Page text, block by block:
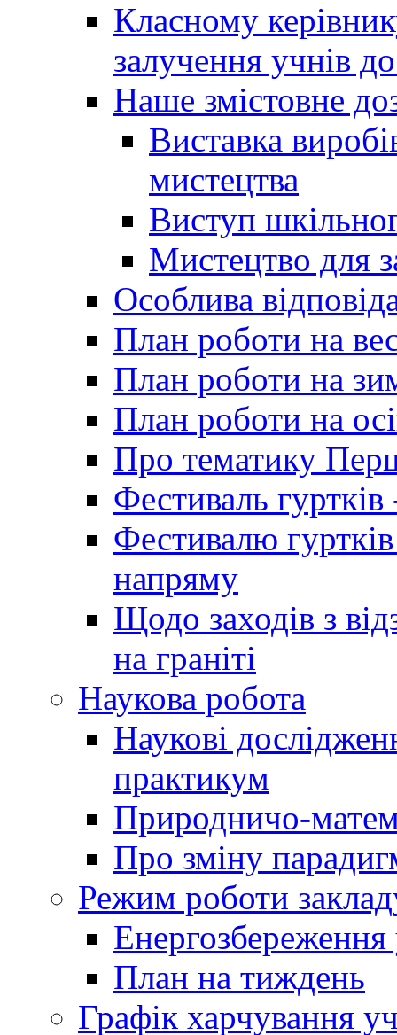
Класному
залучення учнів
Наше змістовне
Виставка
мистецтва
Виступ
Мистецтво для
Особлива
План роботи на
План роботи на
План роботи на
Про тематику
Фестиваль
Фестивалю
напряму
Щодо заходів з
на граніті
Наукова робота
Наукові
практикум
Природничо-
Про зміну
Режим роботи
Енергозбереження
План на тиждень
Графік харчування